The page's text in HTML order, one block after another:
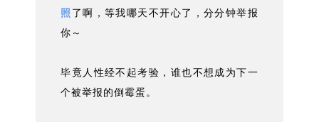
照 了啊，等我哪天不开心了，分分钟举报
你～
毕竟人性经不起考验，谁也不想成为下一
个被举报的倒霉蛋。